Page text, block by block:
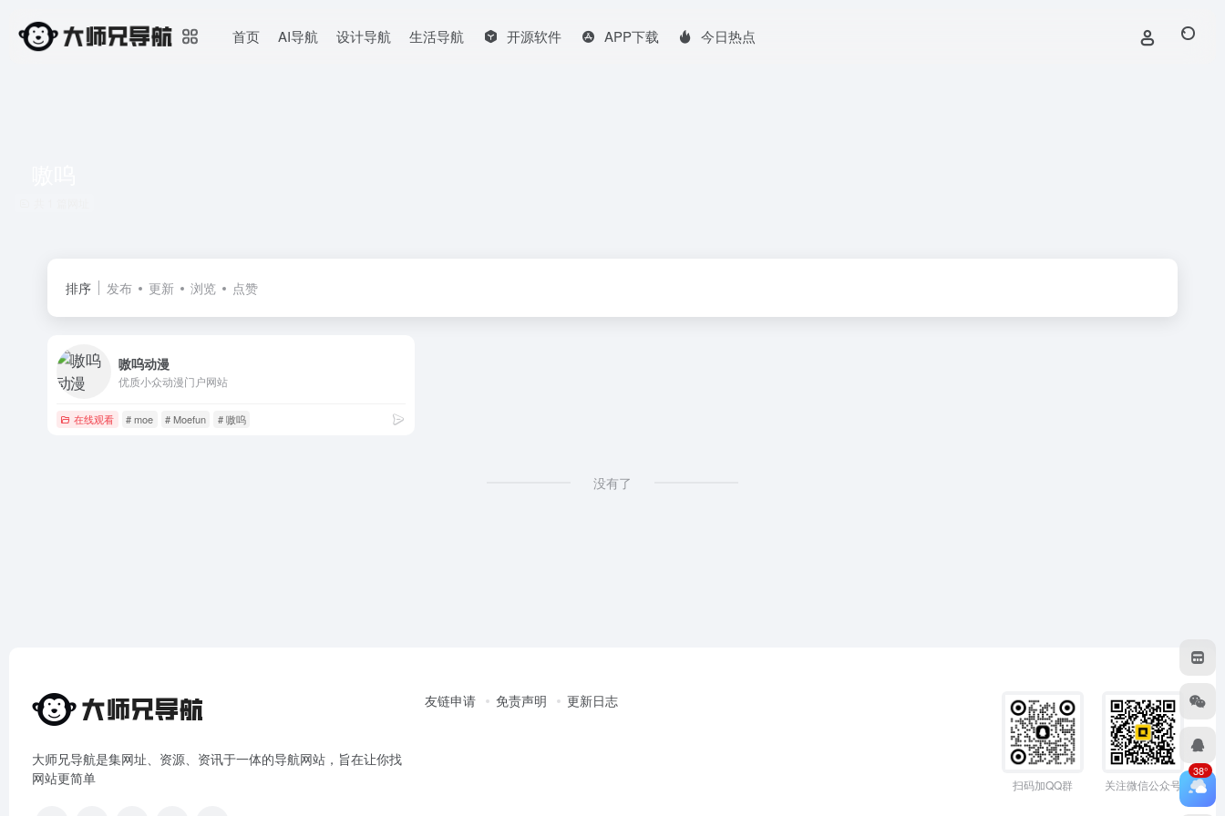
首页 AI导航 设计导航 生活导航 开源软件 APP下载 今日热点
排序 发布 更新 浏览 点赞
嗷呜动漫
优质小众动漫门户网站
在线观看 # moe # Moefun # 嗷呜
没有了
大师兄导航是集网址、资源、资讯于一体的导航网站，旨在让你找
网站更简单
友链申请 免责声明 更新日志
扫码加QQ群 关注微信公众号
38°